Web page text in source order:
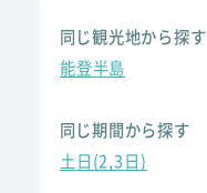
同じ観光地から探す
能登半島
同じ期間から探す
土日(2,3日)